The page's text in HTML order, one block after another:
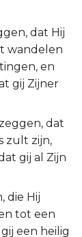
dat Hij
wandelen
en
gij Zijner
dat
zult zijn,
gij al Zijn
die Hij
tot een
een heilig